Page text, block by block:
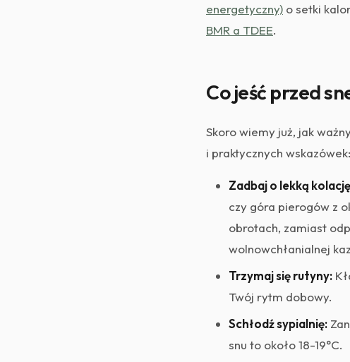
energetyczny) o setki
BMR a TDEE.
Co jeść przed
Skoro wiemy już, jak
i praktycznych wskazówek:
Zadbaj o lekką
czy góra pierogów z
obrotach, zamiast
wolnowchłanialnej
Trzymaj się rutyny:
Twój rytm dobowy.
Schłodź sypialnię:
snu to około 18-19°C.